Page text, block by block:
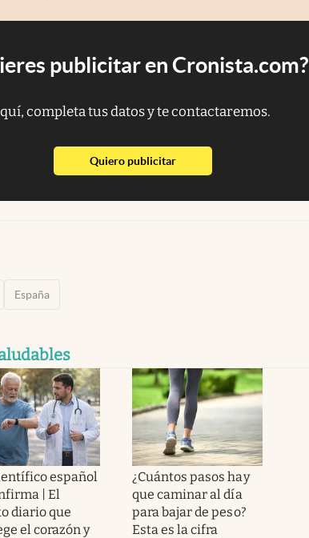
publicitar en Cronista.com?
completa tus datos y te contactaremos.
Quiero publicitarabre en nueva pestaña
España
español
| El
diario que
el corazón y
¿Cuántos pasos hay
que caminar al día
para bajar de peso?
Esta es la cifra